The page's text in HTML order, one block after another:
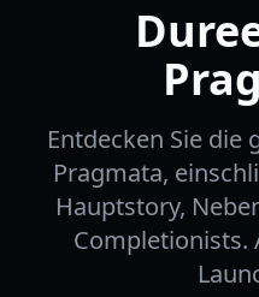
Entdecken Sie die
Pragmata,
Hauptstory,
Completionists.